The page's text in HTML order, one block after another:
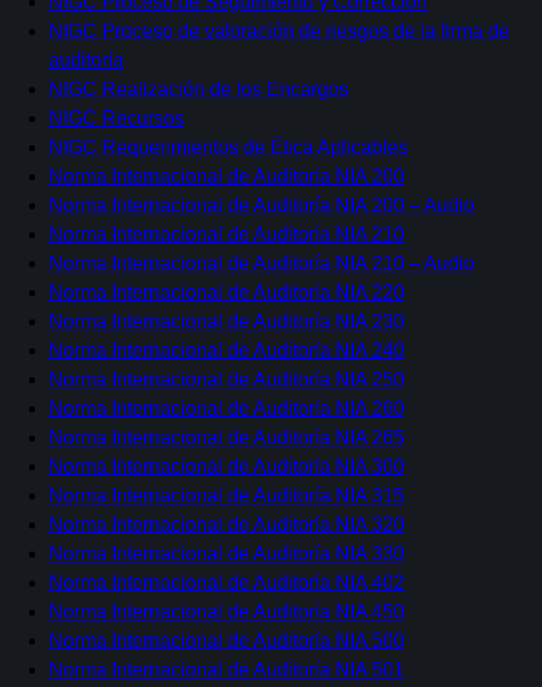
Saltar
al
contenido
NIGC Proceso de valoración de riesgos de la firma de
auditoría
NIGC Realización de los Encargos
NIGC Recursos
NIGC Requerimientos de Ética Aplicables
Norma Internacional de Auditoría NIA 200
Norma Internacional de Auditoría NIA 200 – Audio
Norma Internacional de Auditoría NIA 210
Norma Internacional de Auditoría NIA 210 – Audio
Norma Internacional de Auditoría NIA 220
Norma Internacional de Auditoría NIA 230
Norma Internacional de Auditoría NIA 240
Norma Internacional de Auditoría NIA 250
Norma Internacional de Auditoría NIA 260
Norma Internacional de Auditoría NIA 265
Norma Internacional de Auditoría NIA 300
Norma Internacional de Auditoría NIA 315
Norma Internacional de Auditoría NIA 320
Norma Internacional de Auditoría NIA 330
Norma Internacional de Auditoría NIA 402
Norma Internacional de Auditoría NIA 450
Norma Internacional de Auditoría NIA 500
Norma Internacional de Auditoría NIA 501